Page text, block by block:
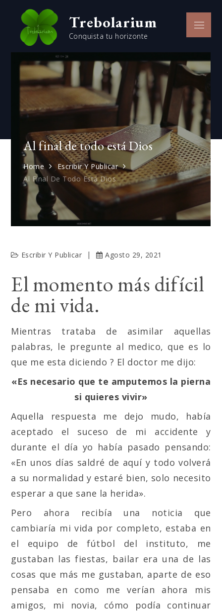
content
Trebolarium
Conquista tu horizonte
Menu
Al final de todo está Dios
Home
Escribir Y Publicar
Al Final De Todo Está Dios
Escribir Y Publicar Agosto 29, 2021
El momento más difícil
de mi vida.
Mientras trataba de asimilar aquellas
palabras, le pregunte al medico, que es lo
que me esta diciendo ? El doctor me dijo:
«Es necesario que te amputemos la pierna
si quieres vivir»
Aquella respuesta me dejo mudo, había
aceptado el suceso de mi accidente y
durante el día yo había pasado pensando:
«En unos días saldré de aquí y todo volverá
a su normalidad y estaré bien, solo necesito
esperar a que sane la herida».
Pero ahora recibía una noticia que
cambiaría mi vida por completo, estaba en
el equipo de fútbol del instituto, me
gustaban las fiestas, bailar era una de las
cosas que más me gustaban, aparte de eso
pensaba en como me verían ahora mis
amigos, mi novia, cómo podía continuar